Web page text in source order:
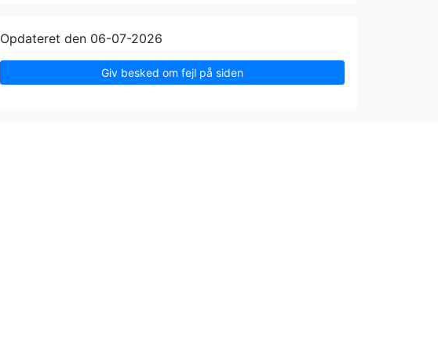
Opdateret den 06-07-2026
Giv besked om fejl på siden